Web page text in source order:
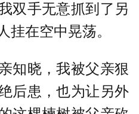
双手无意抓到了另
挂在空中晃荡。
晓，我被父亲狠
后患，也为让另外